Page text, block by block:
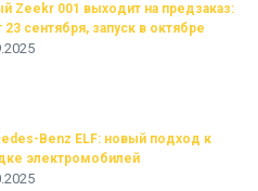
Zeekr 001 выходит на предзаказ:
23 сентября, запуск в октябре
Benz ELF: новый подход к
электромобилей